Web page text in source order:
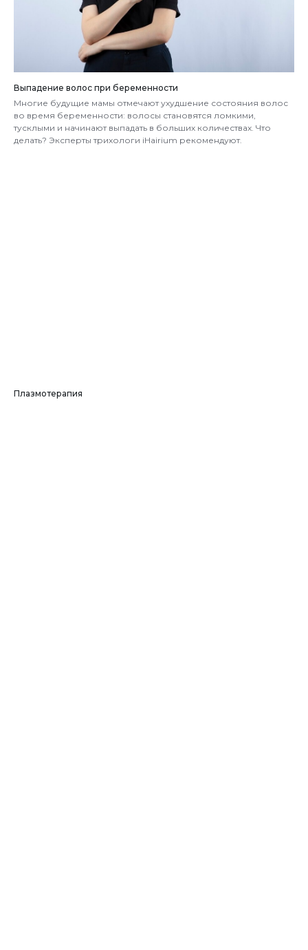
Выпадение волос при беременности
Многие будущие мамы отмечают ухудшение состояния волос
во время беременности: волосы становятся ломкими,
тусклыми и начинают выпадать в больших количествах. Что
делать? Эксперты трихологи iHairium рекомендуют.
Плазмотерапия